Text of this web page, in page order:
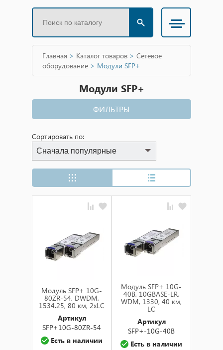
Главная > Каталог товаров > Сетевое
оборудование > Модули SFP+
Модули SFP+
ФИЛЬТРЫ
Сортировать по:
Сначала популярные
Сначала популярные
Сначала дешевые
Сначала дорогие
по названию (а-я)
по названию (я-а)
Модуль SFP+ 10G-
80ZR-54, DWDM,
1534.25, 80 км, 2xLC
Артикул
SFP+10G-80ZR-54
Есть в наличии
Модуль SFP+ 10G-
40B, 10GBASE-LR,
WDM, 1330, 40 км,
LC
Артикул
SFP+-10G-40B
Есть в наличии